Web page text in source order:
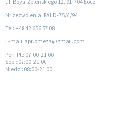
ul. Boya-Żeleńskiego 12, 91-704 Łódź
Nr zezwolenia: FALD-75/A/94
Tel: +48 42 656 57 08
E-mail: apt.omega@gmail.com
Pon-Pt.: 07:00-21:00
Sob.: 07:00-21:00
Niedz.: 08:00-21:00